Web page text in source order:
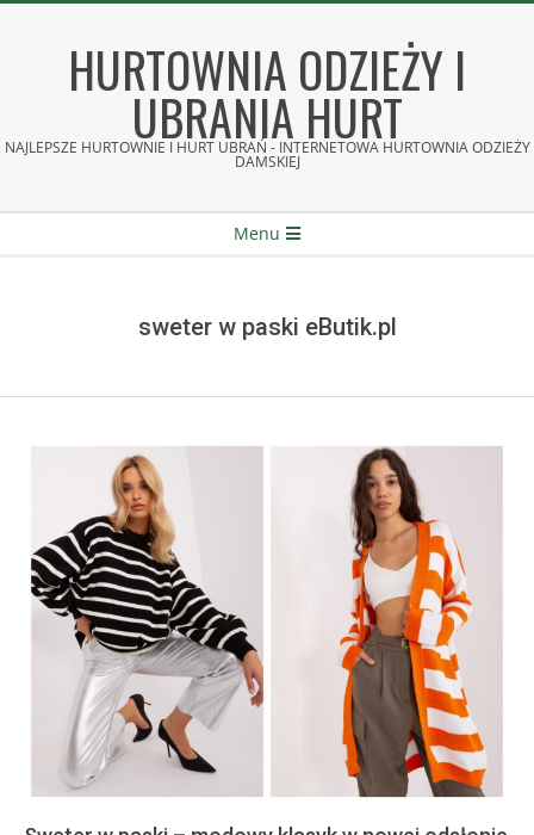
HURTOWNIA ODZIEŻY I
UBRANIA HURT
NAJLEPSZE HURTOWNIE I HURT UBRAŃ - INTERNETOWA HURTOWNIA ODZIEŻY
DAMSKIEJ
Menu
sweter w paski eButik.pl